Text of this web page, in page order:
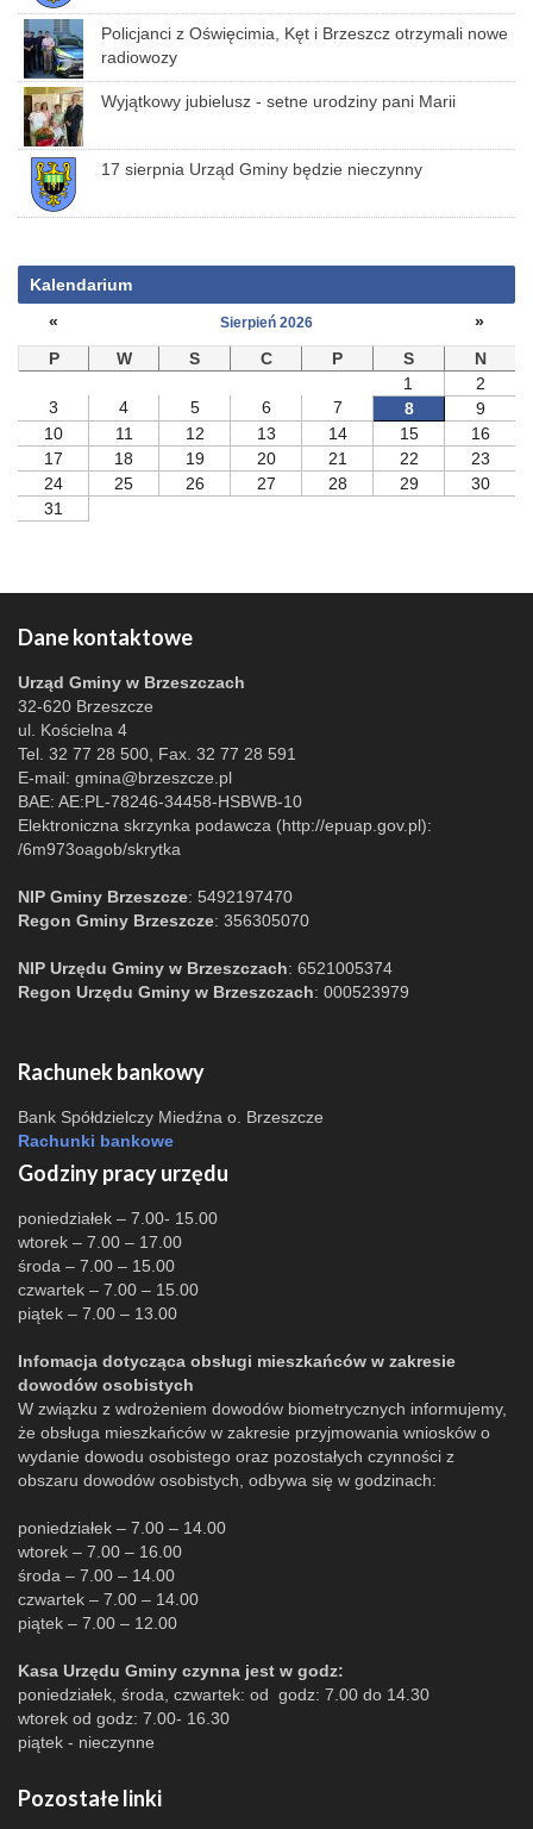
Policjanci z Oświęcimia, Kęt i Brzeszcz otrzymali nowe
radiowozy
Wyjątkowy jubielusz - setne urodziny pani Marii
17 sierpnia Urząd Gminy będzie nieczynny
Kalendarium
«
Sierpień 2026
»
P
W S C P S
N
1
2
3
4 5 6 7 8
9
10
11 12 13 14 15
16
17
18 19 20 21 22
23
24
25 26 27 28 29
30
31
Dane kontaktowe
Urząd Gminy w Brzeszczach
32-620 Brzeszcze
ul. Kościelna 4
Tel. 32 77 28 500, Fax. 32 77 28 591
E-mail: gmina@brzeszcze.pl
BAE: AE:PL-78246-34458-HSBWB-10
Elektroniczna skrzynka podawcza (http://epuap.gov.pl):
/6m973oagob/skrytka
NIP Gminy Brzeszcze: 5492197470
Regon Gminy Brzeszcze: 356305070
NIP Urzędu Gminy w Brzeszczach: 6521005374
Regon Urzędu Gminy w Brzeszczach: 000523979
Rachunek bankowy
Bank Spółdzielczy Miedźna o. Brzeszcze
Rachunki bankowe
Godziny pracy urzędu
poniedziałek – 7.00- 15.00
wtorek – 7.00 – 17.00
środa – 7.00 – 15.00
czwartek – 7.00 – 15.00
piątek – 7.00 – 13.00
Infomacja dotycząca obsługi mieszkańców w zakresie
dowodów osobistych
W związku z wdrożeniem dowodów biometrycznych informujemy,
że obsługa mieszkańców w zakresie przyjmowania wniosków o
wydanie dowodu osobistego oraz pozostałych czynności z
obszaru dowodów osobistych, odbywa się w godzinach:
poniedziałek – 7.00 – 14.00
wtorek – 7.00 – 16.00
środa – 7.00 – 14.00
czwartek – 7.00 – 14.00
piątek – 7.00 – 12.00
Kasa Urzędu Gminy czynna jest w godz:
poniedziałek, środa, czwartek: od godz: 7.00 do 14.30
wtorek od godz: 7.00- 16.30
piątek - nieczynne
Pozostałe linki